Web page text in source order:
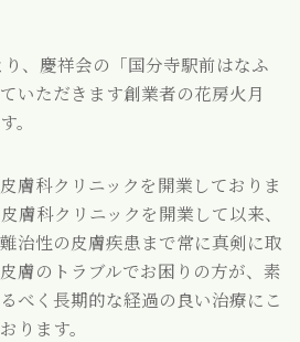
、慶祥会の「国分寺駅前はなふ
いただきます創業者の花房火月
。
膚科クリニックを開業しておりま
膚科クリニックを開業して以来、
治性の皮膚疾患まで常に真剣に取
膚のトラブルでお困りの方が、素
べく長期的な経過の良い治療にこ
ります。